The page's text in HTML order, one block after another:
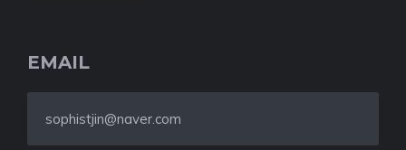
EMAIL
sophistjin@naver.com